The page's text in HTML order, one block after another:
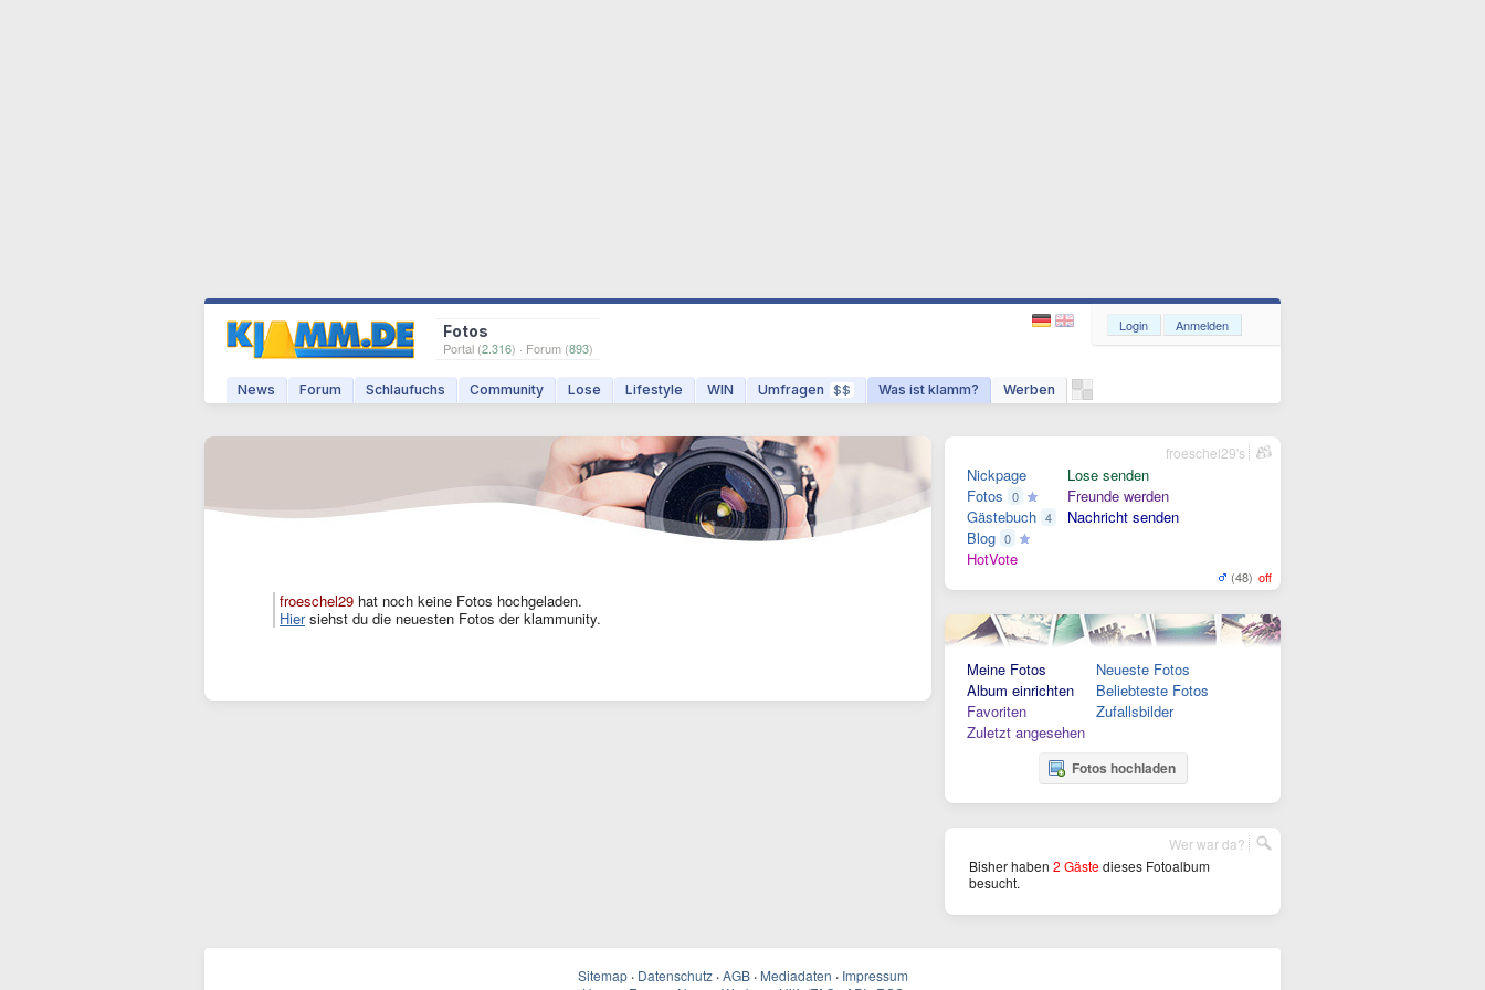
Fotos
Portal (2.316) · Forum (893)
News Forum Schlaufuchs Community Lose Lifestyle WIN Umfragen $$ Was ist klamm? Werben
Login Anmelden
froeschel29 hat noch keine Fotos hochgeladen.
Hiersiehst du die neuesten Fotos der klammunity.
Nickpage
Fotos 0
Gästebuch 4
Blog 0
HotVote
Lose senden
Freunde werden
Nachricht senden
(48) off
froeschel29's
Meine Fotos
Album einrichten
Favoriten
Zuletzt angesehen
Neueste Fotos
Beliebteste Fotos
Zufallsbilder
Fotos hochladen
Bisher haben 2 Gästedieses Fotoalbum
besucht.
Wer war da?
Sitemap · Datenschutz · AGB · Mediadaten · Impressum